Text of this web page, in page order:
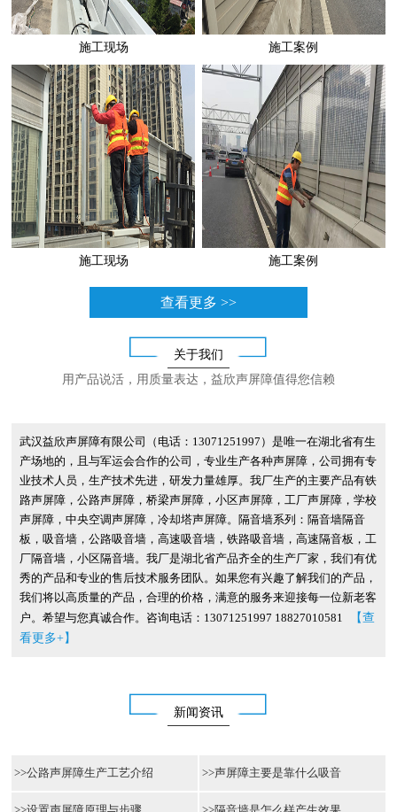
施工现场 施工案例
施工现场 施工案例
查看更多 >>
关于我们
用产品说活，用质量表达，益欣声屏障值得您信赖
武汉益欣声屏障有限公司（电话：13071251997）是唯一在湖北省有生
产场地的，且与军运会合作的公司，专业生产各种声屏障，公司拥有专
业技术人员，生产技术先进，研发力量雄厚。我厂生产的主要产品有铁
路声屏障，公路声屏障，桥梁声屏障，小区声屏障，工厂声屏障，学校
声屏障，中央空调声屏障，冷却塔声屏障。隔音墙系列：隔音墙隔音
板，吸音墙，公路吸音墙，高速吸音墙，铁路吸音墙，高速隔音板，工
厂隔音墙，小区隔音墙。我厂是湖北省产品齐全的生产厂家，我们有优
秀的产品和专业的售后技术服务团队。如果您有兴趣了解我们的产品，
我们将以高质量的产品，合理的价格，满意的服务来迎接每一位新老客
户。希望与您真诚合作。咨询电话：13071251997 18827010581
【查
看更多+】
新闻资讯
>>公路声屏障生产工艺介绍 >>声屏障主要是靠什么吸音